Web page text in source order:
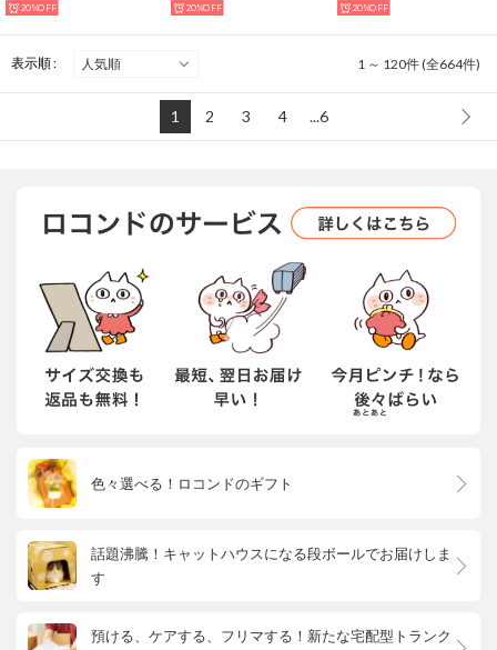
20%OFF 20%OFF 20%OFF
表示順 : 1 ～ 120件 (全664件)
1 2 3 4 ...6
色々選べる！ロコンドのギフト
話題沸騰！キャットハウスになる段ボールでお届けしま
す
預ける、ケアする、フリマする！新たな宅配型トランク